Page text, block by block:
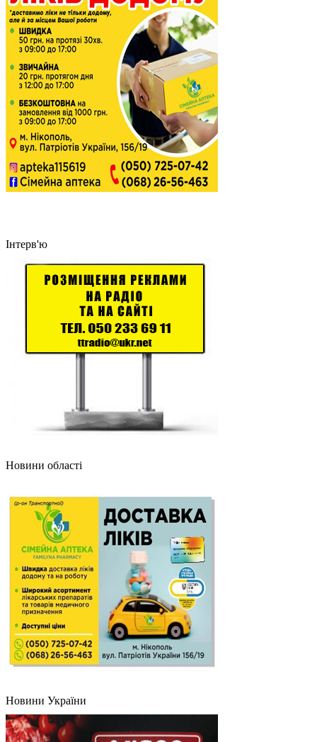
Інтерв'ю
Новини області
Новини України